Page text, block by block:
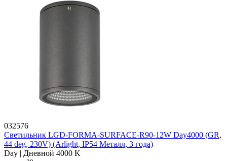
032576
Светильник LGD-FORMA-SURFACE-R90-12W Day4000 (GR,
44 deg, 230V) (Arlight, IP54 Металл, 3 года)
Day | Дневной 4000 K